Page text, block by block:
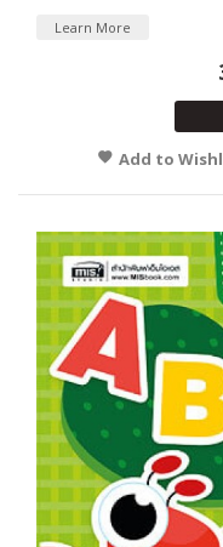
Learn More
Add to